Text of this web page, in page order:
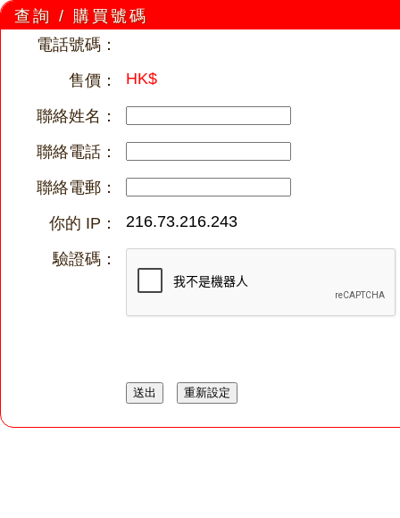
查詢 / 購買號碼
電話號碼：
售價：
HK$
聯絡姓名：
聯絡電話：
聯絡電郵：
你的 IP：
216.73.216.243
驗證碼：